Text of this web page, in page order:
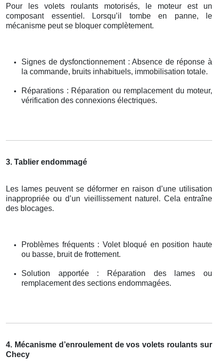
Pour les volets roulants motorisés, le moteur est un
composant essentiel. Lorsqu’il tombe en panne, le
mécanisme peut se bloquer complètement.
Signes de dysfonctionnement : Absence de réponse à
la commande, bruits inhabituels, immobilisation totale.
Réparations : Réparation ou remplacement du moteur,
vérification des connexions électriques.
3. Tablier endommagé
Les lames peuvent se déformer en raison d’une utilisation
inappropriée ou d’un vieillissement naturel. Cela entraîne
des blocages.
Problèmes fréquents : Volet bloqué en position haute
ou basse, bruit de frottement.
Solution apportée : Réparation des lames ou
remplacement des sections endommagées.
4. Mécanisme d’enroulement de vos volets roulants sur
Checy